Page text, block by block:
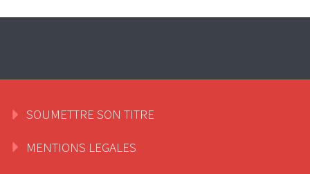
SOUMETTRE SON TITRE
MENTIONS LEGALES